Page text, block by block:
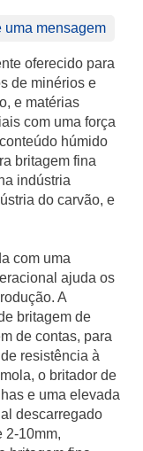
uma mensagem
oferecido para
de minérios e
e matérias
com uma força
húmido
britagem fina
indústria
do carvão, e
com uma
ajuda os
A
britagem de
de contas, para
resistência à
o britador de
e uma elevada
descarregado
2-10mm,